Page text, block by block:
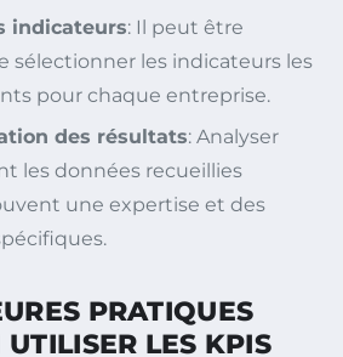
indicateurs: Il peut être
sélectionner les indicateurs les
pour chaque entreprise.
des résultats: Analyser
les données recueillies
une expertise et des
PRATIQUES
LES KPIS